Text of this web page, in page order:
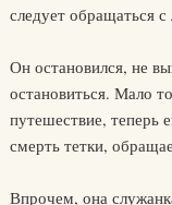
следует обращаться с
Он остановился, не
остановиться. Мало
путешествие, теперь
смерть тетки,
Впрочем, она